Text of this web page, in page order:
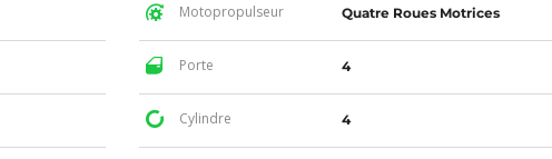
Motopropulseur Quatre Roues Motrices
Porte 4
Cylindre 4